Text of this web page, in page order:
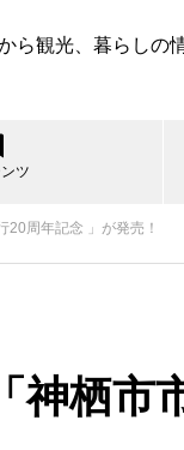
ら観光、暮らしの
ツ
食べる 買う
20周年記念 」が発売！
神栖市